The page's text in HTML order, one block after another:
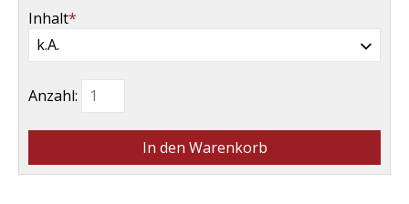
Pflichtfeld
Inhalt*
Anzahl: